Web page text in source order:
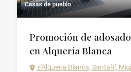
Casas de pueblo
Promoción de
en Alquería Blanca
s'Alqueria Blanca, Santañí,